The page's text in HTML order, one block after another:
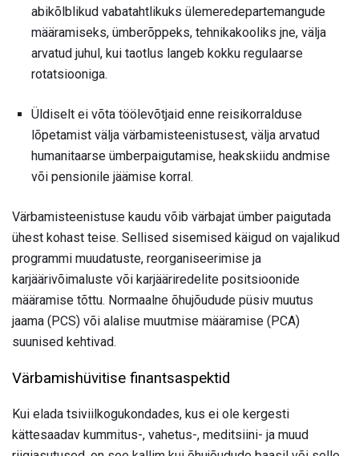
abikõlblikud vabatahtlikuks ülemeredepartemangude
määramiseks, ümberõppeks, tehnikakooliks jne, välja
arvatud juhul, kui taotlus langeb kokku regulaarse
rotatsiooniga.
Üldiselt ei võta töölevõtjaid enne reisikorralduse
lõpetamist välja värbamisteenistusest, välja arvatud
humanitaarse ümberpaigutamise, heakskiidu andmise
või pensionile jäämise korral.
Värbamisteenistuse kaudu võib värbajat ümber paigutada
ühest kohast teise. Sellised sisemised käigud on vajalikud
programmi muudatuste, reorganiseerimise ja
karjäärivõimaluste või karjääriredelite positsioonide
määramise tõttu. Normaalne õhujõudude püsiv muutus
jaama (PCS) või alalise muutmise määramise (PCA)
suunised kehtivad.
Värbamishüvitise finantsaspektid
Kui elada tsiviilkogukondades, kus ei ole kergesti
kättesaadav kummitus-, vahetus-, meditsiini- ja muud